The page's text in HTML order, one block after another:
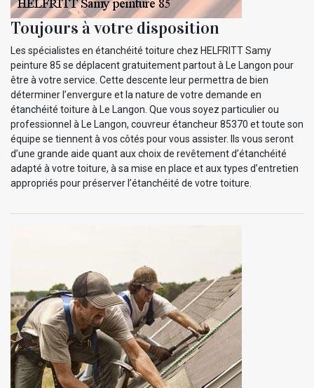
Toujours à votre disposition
Les spécialistes en étanchéité toiture chez HELFRITT Samy
peinture 85 se déplacent gratuitement partout à Le Langon pour
être à votre service. Cette descente leur permettra de bien
déterminer l’envergure et la nature de votre demande en
étanchéité toiture à Le Langon. Que vous soyez particulier ou
professionnel à Le Langon, couvreur étancheur 85370 et toute son
équipe se tiennent à vos côtés pour vous assister. Ils vous seront
d’une grande aide quant aux choix de revêtement d’étanchéité
adapté à votre toiture, à sa mise en place et aux types d’entretien
appropriés pour préserver l’étanchéité de votre toiture.